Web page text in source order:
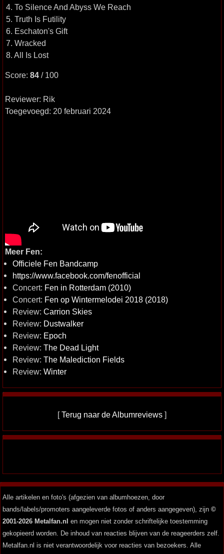
4. To Silence And Abyss We Reach
5. Truth Is Futility
6. Eschaton's Gift
7. Wracked
8. All Is Lost
Score: 84 / 100
Reviewer: Rik
Toegevoegd: 20 februari 2024
Meer Fen:
Officiele Fen Bandcamp
https://www.facebook.com/fenofficial
Concert: Fen in Rotterdam (2010)
Concert: Fen op Wintermelodei 2018 (2018)
Review: Carrion Skies
Review: Dustwalker
Review: Epoch
Review: The Dead Light
Review: The Malediction Fields
Review: Winter
[Terug naar de Albumreviews ]
Alle artikelen en foto's (afgezien van albumhoezen, door
bands/labels/promoters aangeleverde fotos of anders aangegeven), zijn ©
2001-2026 Metalfan.nl en mogen niet zonder schriftelijke toestemming
gekopieerd worden. De inhoud van reacties blijven van de reageerders zelf.
Metalfan.nl is niet verantwoordelijk voor reacties van bezoekers. Alle